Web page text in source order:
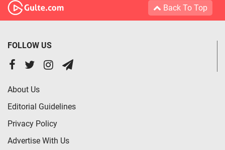
Back To Top
FOLLOW US
About Us
Editorial Guidelines
Privacy Policy
Advertise With Us